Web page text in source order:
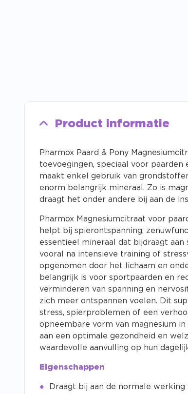
Product informatie
Pharmox Paard & Pony
toevoegingen, speciaal voor paarden
maakt enkel gebruik van
enorm belangrijk mineraal. Zo is
draagt het onder andere bij aan de
Pharmox Magnesiumcitraat voor
helpt bij spierontspanning,
essentieel mineraal dat bijdraagt
vooral na intensieve training of
opgenomen door het lichaam en
belangrijk is voor sportpaarden en
verminderen van spanning en
zich meer ontspannen voelen. Dit
stress, spierproblemen of een
opneembare vorm van magnesium
aan een optimale gezondheid en
waardevolle aanvulling op hun
Eigenschappen
Draagt bij aan de normale werking